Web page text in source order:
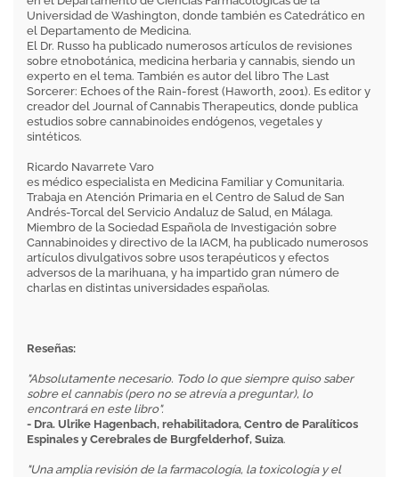
Universidad de Washington, donde también es Catedrático en
el Departamento de Medicina.
El Dr. Russo ha publicado numerosos artículos de revisiones
sobre etnobotánica, medicina herbaria y cannabis, siendo un
experto en el tema. También es autor del libro The Last
Sorcerer: Echoes of the Rain-forest (Haworth, 2001). Es editor y
creador del Journal of Cannabis Therapeutics, donde publica
estudios sobre cannabinoides endógenos, vegetales y
sintéticos.
Ricardo Navarrete Varo
es médico especialista en Medicina Familiar y Comunitaria.
Trabaja en Atención Primaria en el Centro de Salud de San
Andrés-Torcal del Servicio Andaluz de Salud, en Málaga.
Miembro de la Sociedad Española de Investigación sobre
Cannabinoides y directivo de la IACM, ha publicado numerosos
artículos divulgativos sobre usos terapéuticos y efectos
adversos de la marihuana, y ha impartido gran número de
charlas en distintas universidades españolas.
Reseñas:
"Absolutamente necesario. Todo lo que siempre quiso saber
sobre el cannabis (pero no se atrevía a preguntar), lo
encontrará en este libro".
- Dra. Ulrike Hagenbach, rehabilitadora, Centro de Paralíticos
Espinales y Cerebrales de Burgfelderhof, Suiza.
"Una amplia revisión de la farmacología, la toxicología y el